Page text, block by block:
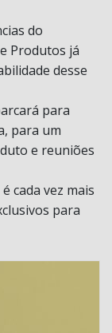
do
Produtos já
desse
para
para um
e reuniões
cada vez mais
para